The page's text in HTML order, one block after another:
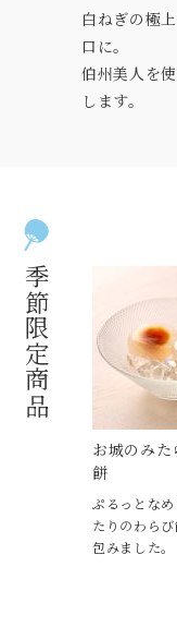
白ねぎの極
口に。
伯州美人を
します。
季節限定商品
お城のみ
餅
ぷるっとな
たりのわら
包みました。